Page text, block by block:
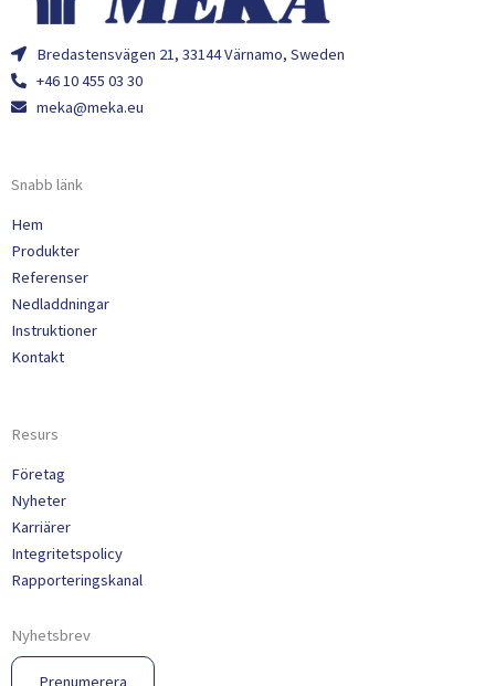
Bredastensvägen 21, 33144 Värnamo, Sweden
+46 10 455 03 30
meka@meka.eu
Snabb länk
Hem
Produkter
Referenser
Nedladdningar
Instruktioner
Kontakt
Resurs
Företag
Nyheter
Karriärer
Integritetspolicy
Rapporteringskanal
Nyhetsbrev